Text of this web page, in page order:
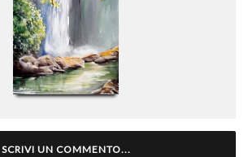
SCRIVI UN COMMENTO...